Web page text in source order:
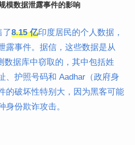
模数据泄露事件的影响
了8.15 亿印度居民的个人数据，
露事件。据信，这些数据是从
数据库中窃取的，其中包括姓
、护照号码和 Aadhar（政府身
的破坏性特别大，因为黑客可能
身份欺诈攻击。